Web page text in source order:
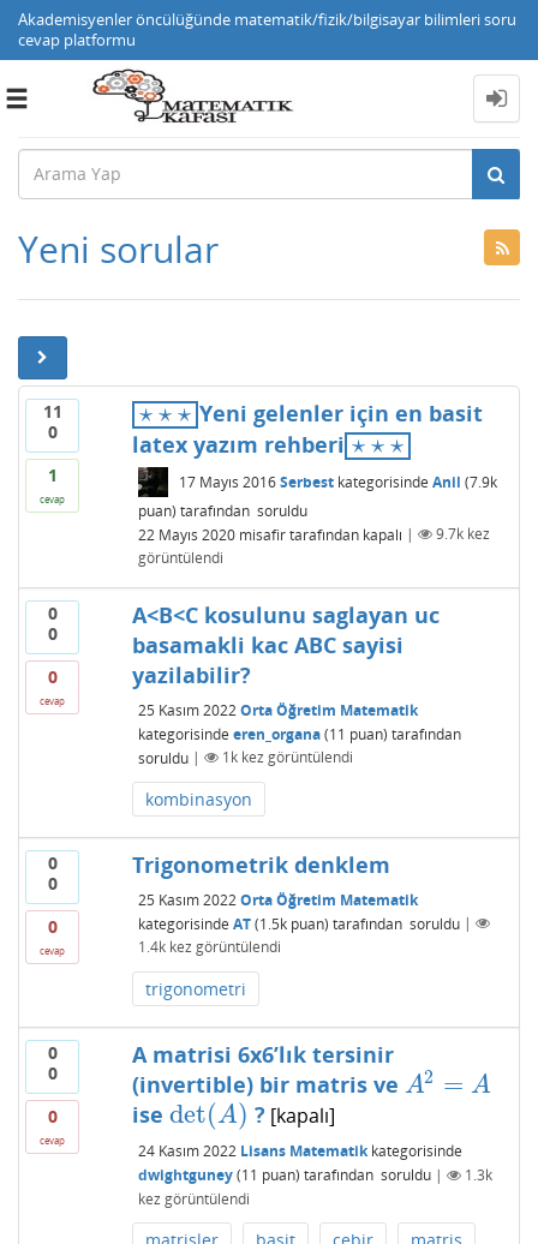
Akademisyenler öncülüğünde matematik/fizik/bilgisayar bilimleri soru
cevap platformu
Toggle
Yeni sorular
11
0
1
cevap
⋆⋆⋆
⋆⋆ ⋆
Yeni gelenler için en basit
latex yazım rehberi ⋆⋆⋆
⋆⋆ ⋆
17 Mayıs 2016 Serbestkategorisinde Anil (7.9k
puan) tarafından soruldu
22 Mayıs 2020 misafirtarafından kapalı | 9.7kkez
görüntülendi
0
0
0
cevap
A<B<C kosulunu saglayan uc
basamakli kac ABC sayisi
yazilabilir?
25 Kasım 2022 Orta Öğretim Matematik
kategorisinde eren_organa (11 puan) tarafından
soruldu | 1kkez görüntülendi
kombinasyon
0
0
0
cevap
Trigonometrik denklem
25 Kasım 2022 Orta Öğretim Matematik
kategorisinde AT (1.5kpuan) tarafından soruldu |
1.4kkez görüntülendi
trigonometri
0
0
0
cevap
A matrisi 6x6’lık tersinir
(invertible) bir matris ve A2 = A
A2= A
ise det(A)
det(A) ?[kapalı]
24 Kasım 2022 Lisans Matematikkategorisinde
dwightguney (11 puan) tarafından soruldu |
1.3k
kez görüntülendi